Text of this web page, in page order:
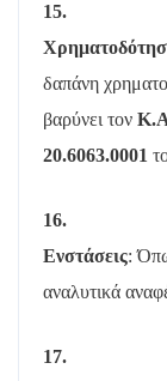
15.
δαπάνη
βαρύνει τον
20.6063.0001
16.
Ενστάσεις:
αναλυτικά
17.